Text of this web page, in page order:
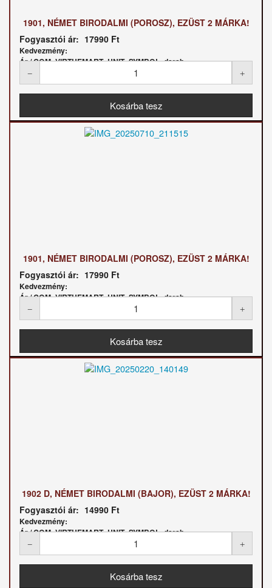
1901, NÉMET BIRODALMI (POROSZ), EZÜST 2 MÁRKA!
Fogyasztói ár: 17990 Ft
Kedvezmény:
Ár / COM_VIRTUEMART_UNIT_SYMBOL_darab:
1901, NÉMET BIRODALMI (POROSZ), EZÜST 2 MÁRKA!
Fogyasztói ár: 17990 Ft
Kedvezmény:
Ár / COM_VIRTUEMART_UNIT_SYMBOL_darab:
1902 D, NÉMET BIRODALMI (BAJOR), EZÜST 2 MÁRKA!
Fogyasztói ár: 14990 Ft
Kedvezmény:
Ár / COM_VIRTUEMART_UNIT_SYMBOL_darab: